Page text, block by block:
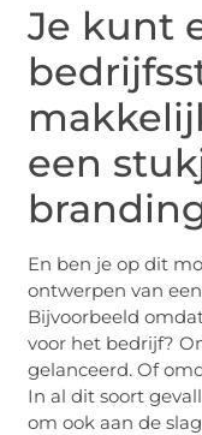
Je kunt
een
En ben je op dit
ontwerpen van
Bijvoorbeeld
voor het bedrijf?
gelanceerd. Of
In al dit soort
om ook aan de